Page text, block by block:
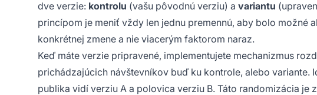
dve verzie: kontrolu (vašu pôvodnú verziu) a variantu
princípom je meniť vždy len jednu premennú, aby bolo
konkrétnej zmene a nie viacerým faktorom naraz.
Keď máte verzie pripravené, implementujete mechanizmus
prichádzajúcich návštevníkov buď ku kontrole, alebo
publika vidí verziu A a polovica verziu B. Táto randomizácia je